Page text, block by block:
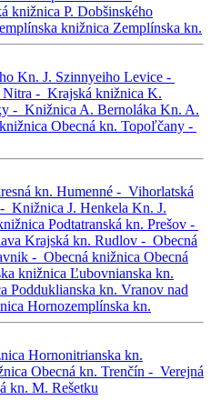
knižnica P. Dobšinského
knižnica Zemplínska kn.
Kn. J. Szinnyeiho Levice -
Nitra - Krajská knižnica K.
- Knižnica A. Bernoláka Kn. A.
Obecná kn. Topoľčany -
kn. Humenné - Vihorlatská
Knižnica J. Henkela Kn. J.
Podtatranská kn. Prešov -
Krajská kn. Rudlov - Obecná
- Obecná knižnica Obecná
knižnica Ľubovnianska kn.
Podduklianska kn. Vranov nad
Hornozemplínska kn.
Hornonitrianska kn.
Obecná kn. Trenčín - Verejná
kn. M. Rešetku